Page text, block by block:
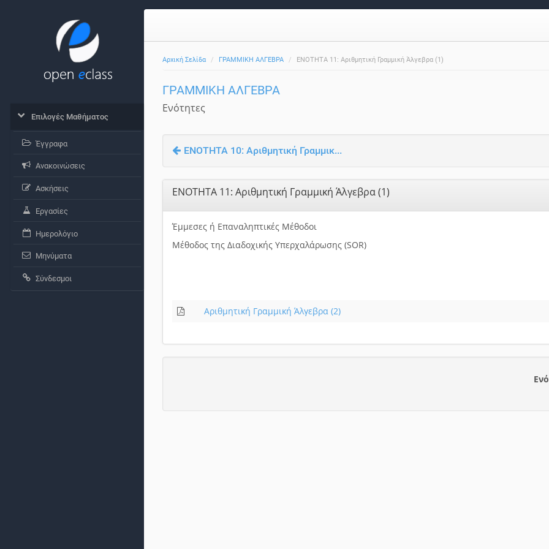
Αρχική Σελίδα ΓΡΑΜΜΙΚΗ ΑΛΓΕΒΡΑ ΕΝΟΤΗΤΑ 11: Αριθμητική Γραμμική Άλγεβρα (1)
ΓΡΑΜΜΙΚΗ ΑΛΓΕΒΡΑ
Ενότητες
ΕΝΟΤΗΤΑ 10: Αριθμητική Γραμμικ...
ΕΝΟΤΗΤΑ 11: Αριθμητική Γραμμική Άλγεβρα (1)
Έμμεσες ή Επαναληπτικές Μέθοδοι
Μέθοδος της Διαδοχικής Υπερχαλάρωσης (SOR)
Αριθμητική Γραμμική Άλγεβρα (2)
Επιλογές Μαθήματος
Έγγραφα
Ανακοινώσεις
Ασκήσεις
Εργασίες
Ημερολόγιο
Μηνύματα
Σύνδεσμοι